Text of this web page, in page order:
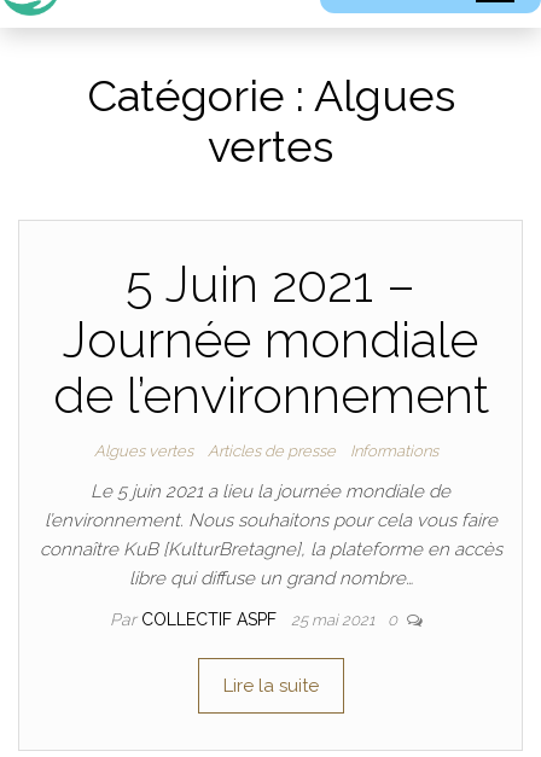
Catégorie : Algues
vertes
5 Juin 2021 –
Journée mondiale
de l’environnement
Algues vertes Articles de presse Informations
Le 5 juin 2021 a lieu la journée mondiale de
l’environnement. Nous souhaitons pour cela vous faire
connaître KuB [KulturBretagne], la plateforme en accès
libre qui diffuse un grand nombre…
Par COLLECTIF ASPF 25 mai 2021 0
Lire la suite